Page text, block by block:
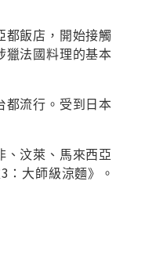
飯店，開始接觸
獵法國料理的基本
都流行。受到日本
汶萊、馬來西亞
大師級涼麵》。